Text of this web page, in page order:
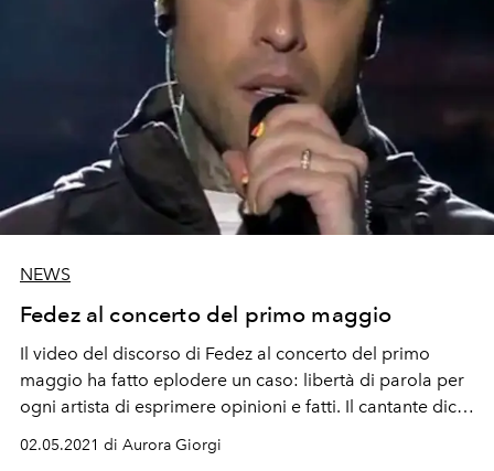
NEWS
Fedez al concerto del primo maggio
Il video del discorso di Fedez al concerto del primo
maggio ha fatto eplodere un caso: libertà di parola per
ogni artista di esprimere opinioni e fatti. Il cantante dice
che dalla Rai: "Mi hanno chiesto di aggiustare il
monologo". Ma l’azienda in una nota nega ogni
02.05.2021 di Aurora Giorgi